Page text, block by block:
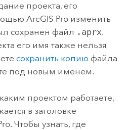
проекта, его
ArcGIS Proизменить
сохранен файл .aprx.
его имя также нельзя
сохранить копию файла
под новым именем.
проектом работаете,
в заголовке
. Чтобы узнать, где